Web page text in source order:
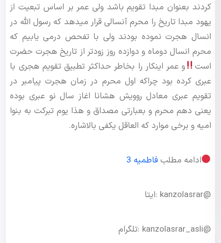
کردند بعنوان مبدا تقویم باشد ولی عمر بر اساس تبعیت از
یهود مبدا تاریخ را محرم آنسالی قرار میدهد که رسول الله در
انسال هجرت نموده بودند ولی با تفحص درمی یابیم که
محرم انسال دوماه و دوازده روز زودتر از تاریخ هجرت حضرت
است
و عمر اینکار را بخاطر حداکثر تطبیق تقویم هجری با
عبری کرده بود چراکه اول محرم در زمان هجرت پیامبر در
تقویم عبری معادل روویش هشانا اغاز سال نو عبری بوده
یعنی دهم محرم و بعبارتی مصداق و هذا یوم تبرکت به بنوا
امیه و برخی موارد که العاقل یکفی بالاشاره.
ادامه مطلبفاطمیه 3
@kanzolasrar :ایتا
@kanzolasrar_asli :تلگرام